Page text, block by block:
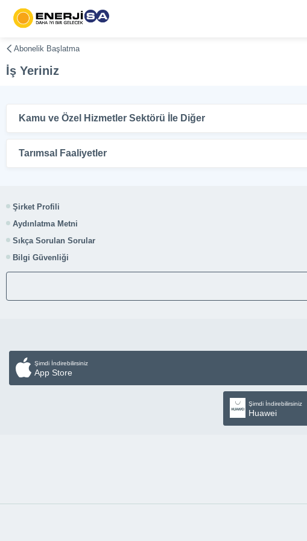
Abonelik Başlatma
İş Yeriniz
Kamu ve Özel Hizmetler Sektörü İle Diğer
Tarımsal Faaliyetler
Şirket Profili
Aydınlatma Metni
Sıkça Sorulan Sorular
Bilgi Güvenliği
Şimdi İndirebilirsiniz
App Store
Şimdi İndirebilirsiniz
Huawei